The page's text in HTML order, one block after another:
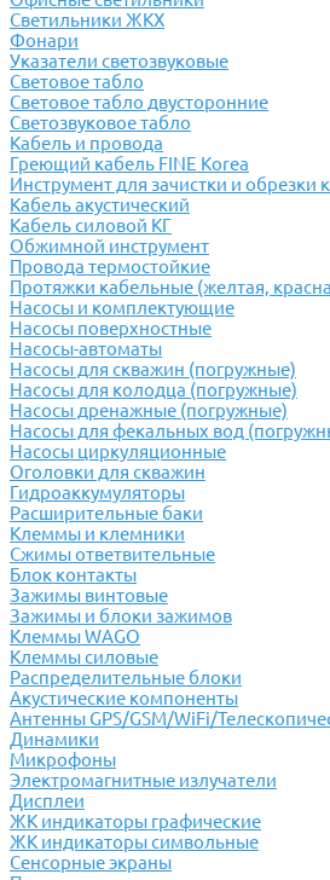
Светильники ЖКХ
Фонари
Указатели светозвуковые
Световое табло
Световое табло двусторонние
Светозвуковое табло
Кабель и провода
Греющий кабель FINE Korea
Инструмент для зачистки и обрезки
Кабель акустический
Кабель силовой КГ
Обжимной инструмент
Провода термостойкие
Протяжки кабельные (желтая,
Насосы и комплектующие
Насосы поверхностные
Насосы-автоматы
Насосы для скважин (погружные)
Насосы для колодца (погружные)
Насосы дренажные (погружные)
Насосы для фекальных вод
Насосы циркуляционные
Оголовки для скважин
Гидроаккумуляторы
Расширительные баки
Клеммы и клемники
Cжимы ответвительные
Блок контакты
Зажимы винтовые
Зажимы и блоки зажимов
Клеммы WAGO
Клеммы силовые
Распределительные блоки
Акустические компоненты
Антенны GPS/GSM/WiFi/
Динамики
Микрофоны
Электромагнитные излучатели
Дисплеи
ЖК индикаторы графические
ЖК индикаторы символьные
Сенсорные экраны